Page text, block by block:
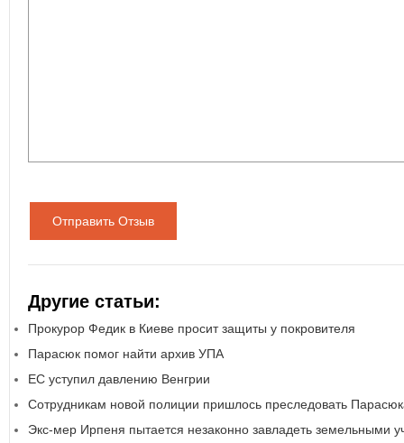
Отправить Отзыв
Другие статьи:
Прокурор Федик в Киеве просит защиты у покровителя
Парасюк помог найти архив УПА
ЕС уступил давлению Венгрии
Сотрудникам новой полиции пришлось преследовать
Экс-мер Ирпеня пытается незаконно завладеть земельными